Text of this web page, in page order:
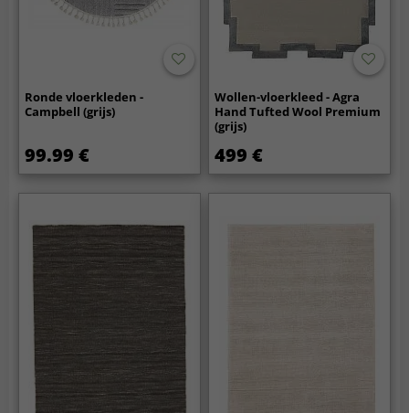
Ronde vloerkleden -
Campbell (grijs)
99.99 €
Wollen-vloerkleed - Agra
Hand Tufted Wool Premium
(grijs)
499 €